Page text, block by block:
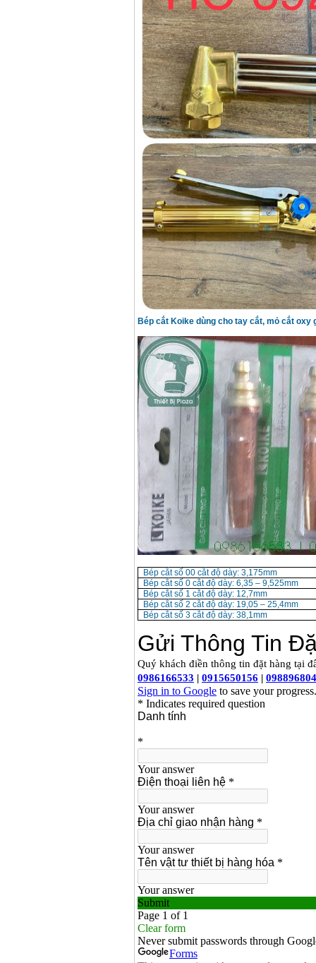
Bép cắt Koike dùng cho tay cắt, mỏ cắt oxy
Bép cắt số 00 cắt độ dày: 3,175mm
Bép cắt số 0 cắt độ dày: 6,35 – 9,525mm
Bép cắt số 1 cắt độ dày: 12,7mm
Bép cắt số 2 cắt độ dày: 19,05 – 25,4mm
Bép cắt số 3 cắt độ dày: 38,1mm